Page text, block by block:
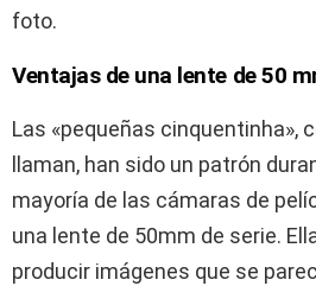
foto.
Ventajas de una lente de 50
Las «pequeñas cinquentinha»,
llaman, han sido un patrón
mayoría de las cámaras de
una lente de 50mm de serie.
producir imágenes que se